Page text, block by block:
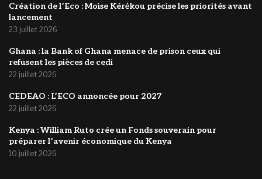
Création de l’Eco : Moìse Kérėkou précise les priorités avant
lancement
23 juillet 2026
‎Ghana : la Bank of Ghana menace de prison ceux qui
refusent les pièces de cedi
22 juillet 2026
‎CEDEAO : L’ECO annoncée pour 2027
22 juillet 2026
Kenya : William Ruto crée un Fonds souverain pour
préparer l’avenir économique du Kenya
10 juillet 2026